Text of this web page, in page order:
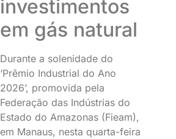
investimentos
em gás natural
Durante a solenidade do
‘Prêmio Industrial do Ano
2026’, promovida pela
Federação das Indústrias do
Estado do Amazonas (Fieam),
em Manaus, nesta quarta-feira